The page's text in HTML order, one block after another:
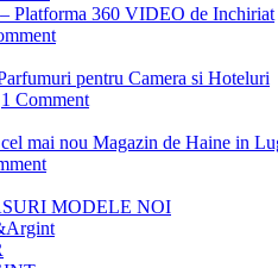
Platforma 360 VIDEO de Inchiriat
pentru Camera si Hoteluri
1 Comment
mai nou Magazin de Haine in
MODELE NOI